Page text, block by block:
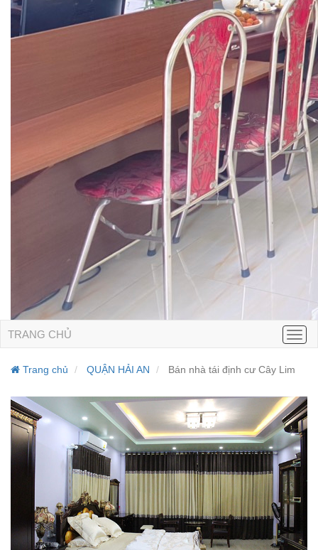
TRANG CHỦ
Trang chủ QUẬN HẢI AN Bán nhà tái định cư Cây Lim